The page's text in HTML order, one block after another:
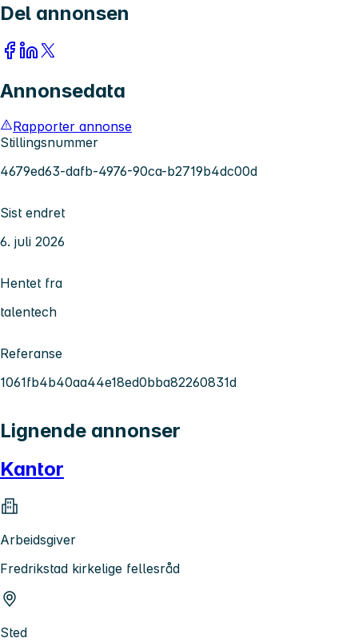
Del annonsen
Annonsedata
Rapporter annonse
Stillingsnummer
4679ed63-dafb-4976-90ca-b2719b4dc00d
Sist endret
6. juli 2026
Hentet fra
talentech
Referanse
1061fb4b40aa44e18ed0bba82260831d
Lignende annonser
Kantor
Arbeidsgiver
Fredrikstad kirkelige fellesråd
Sted